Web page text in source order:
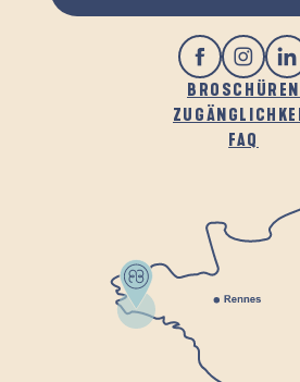
BROSCHÜREN
FAQ